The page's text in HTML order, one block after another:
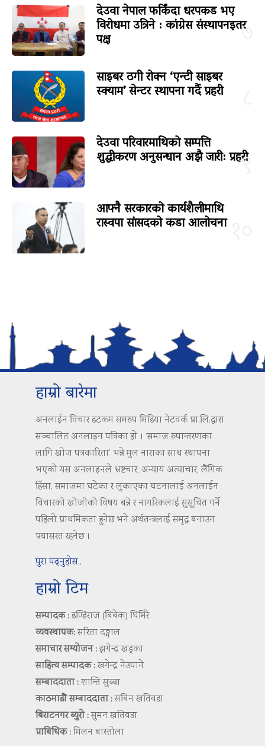
७
देउवा नेपाल फर्किंदा धरपकड भए
विरोधमा उत्रिने : कांग्रेस संस्थापनइतर
पक्ष
साइबर ठगी रोक्न ‘एन्टी साइबर
स्क्याम’ सेन्टर स्थापना गर्दै प्रहरी
९
देउवा परिवारमाथिको सम्पत्ति
शुद्धीकरण अनुसन्धान अझै जारी: प्रहरी
आफ्नै सरकारको कार्यशैलीमाथि
रास्वपा सांसदको कडा आलोचना
हाम्रो बारेमा
अनलाईन विचार डटकम समरुप मिडिया नेटवर्क प्रा.लि.द्वारा
सञ्चालित अनलाइन पत्रिका हो । ‘समाज रुपान्तरणका
लागि खोज पत्रकारिता’ भन्ने मुल नाराका साथ स्थापना
भएको यस अनलाइनले भ्रष्टचार, अन्याय अत्याचार, लैंगिक
हिंसा, समाजमा घटेका र लुकाएका घटनालाई अनलाईन
विचारको खोजीको विषय बन्ने र नागरिकलाई सुसूचित गर्ने
पहिलो प्राथमिकता हुनेछ भने अर्थतन्त्रलाई समृद्ध बनाउन
प्रयासरत रहनेछ ।
पुरा पढ्नुहोस..
हाम्रो टिम
सम्पादक :डण्डिराज (बिबेक) घिमिरे
व्यवस्थापक:सरिता दङ्गाल
समाचार सम्योजन :झगेन्द्र खड्का
साहित्य सम्पादक :खगेन्द्र नेउपाने
सम्बाददाता :शान्ति सुब्बा
काठमाडौं सम्बाददाता :सबिन खतिवडा
बिराटनगर ब्युरो :सुमन खतिवडा
प्राबिधिक :मिलन बास्तोला